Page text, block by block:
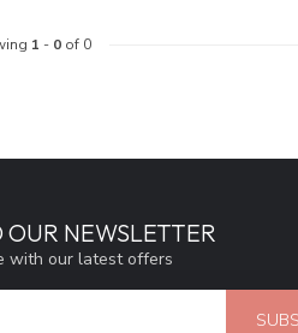
1 - 0of 0
OUR NEWSLETTER
with our latest offers